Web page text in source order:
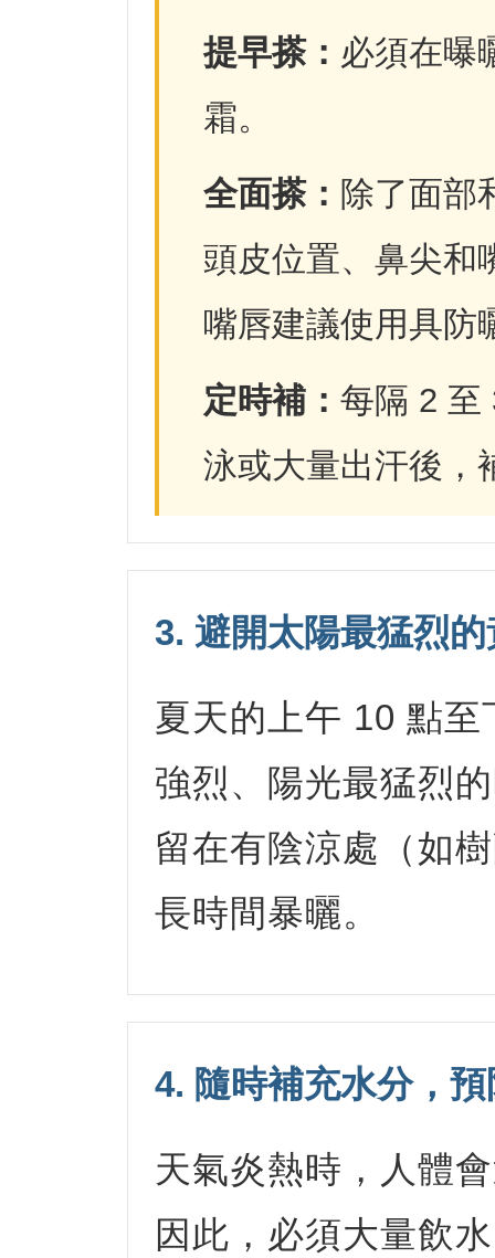
提早搽： 必須在曝
霜。
全面搽： 除了面部
頭皮位置、鼻尖和
嘴唇建議使用具防
定時補： 每隔 2 至
泳或大量出汗後，
3. 避開太陽最猛烈
夏天的上午 10 點
強烈、陽光最猛烈
留在有陰涼處（如
長時間暴曬。
4. 隨時補充水分，
天氣炎熱時，人體
因此，必須大量飲